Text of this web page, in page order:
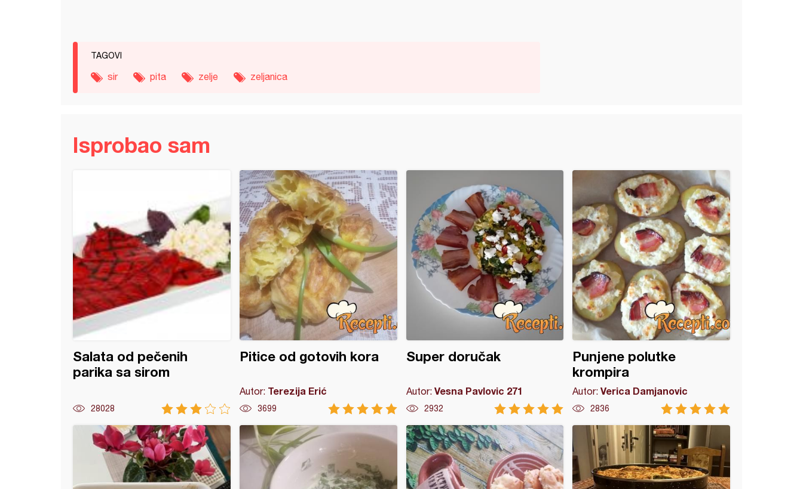
TAGOVI
sir pita zelje zeljanica
Isprobao sam
Salata od pečenih
parika sa sirom
28028
Pitice od gotovih kora
Autor: Terezija Erić
3699
Super doručak
Autor: Vesna Pavlovic 271
2932
Punjene polutke
krompira
Autor:Verica Damjanovic
2836
spanaćem i sirom od kupovnih kora